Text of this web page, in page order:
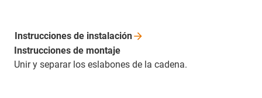
Instrucciones de montaje
Unir y separar los eslabones de la cadena.
Instrucciones de instalación